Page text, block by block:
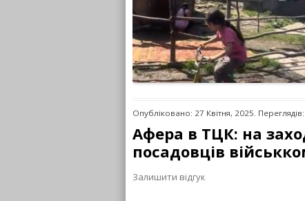
Опубліковано: 27 Квітня, 2025.
Афера в ТЦК: на
посадовців
Залишити відгук